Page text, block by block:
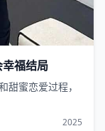
福结局
甜蜜恋爱过程，
2025